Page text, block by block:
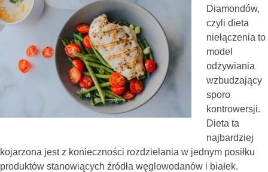
Diamondów,
czyli dieta
niełączenia to
model
odżywiania
wzbudzający
sporo
kontrowersji.
Dieta ta
najbardziej
kojarzona jest z konieczności rozdzielania w jednym posiłku
produktów stanowiących źródła węglowodanów i białek.